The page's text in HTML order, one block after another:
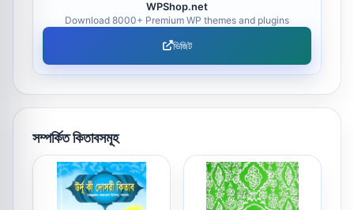
WPShop.net
Download 8000+ Premium WP themes and plugins
ভিজিট
সম্পর্কিত কিতাবসমূহ